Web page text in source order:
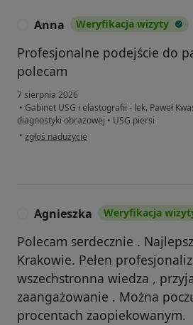
Anna Weryfikacja wizyty
Profesjonalne podejście do
polecam
7 sierpnia 2026
• Gabinet USG i elastografii - lek. Paweł
diagnostyki obrazowej • USG piersi
• w opinii użytkownika Anna
zgłoś nadużycie
Agnieszka Weryfikacja
Polecam serdecznie .
Krakowie. Pełen
wszechstronna wiedza ,
zaangażowanie . Można
procentach zaopiekowanym.